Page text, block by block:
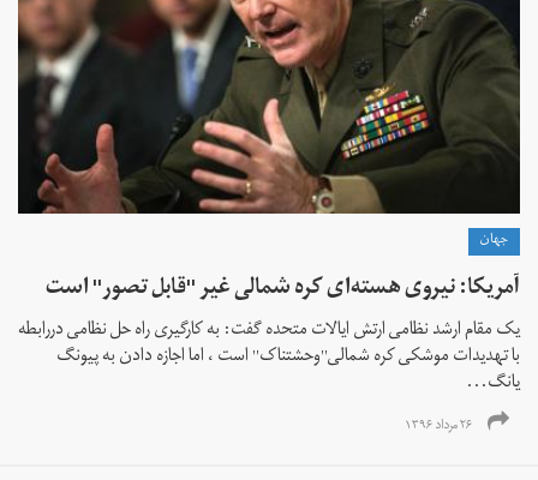
جهان
آمریکا: نیروی هسته‌ای کره شمالی غیر ''قابل تصور'' است
یک مقام ارشد نظامی ارتش ایالات متحده گفت: به کارگیری راه حل نظامی دررابطه
با تهدیدات موشکی کره شمالی''وحشتناک'' است ، اما اجازه دادن به پیونگ
یانگ...
۲۶ مرداد ۱۳۹۶